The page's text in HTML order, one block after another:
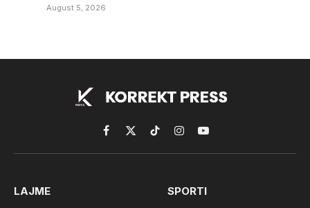
August 5, 2026
Facebook
X
(Twitter)
TikTokInstagramYouTube
LAJME SPORTI